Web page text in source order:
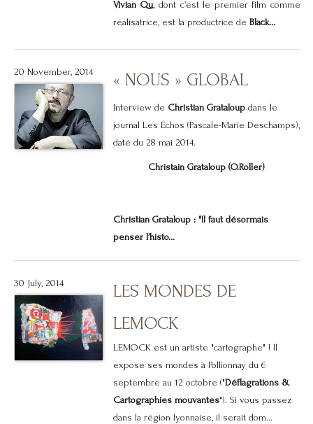
Vivian Qu, dont c’est le premier film comme
réalisatrice, est la productrice de Black...
20 November, 2014 « NOUS » GLOBAL
Interview de Christian Grataloupdans le
journal Les Échos (Pascale-Marie Deschamps),
daté du 28 mai 2014.
Christain Grataloup (O.Roller)
Christian Grataloup : "Il faut désormais
penser l’histo...
30 July, 2014
LES MONDES DE
LEMOCK
LEMOCK est un artiste "cartographe" ! Il
expose ses mondes à Pollionnay du 6
septembre au 12 octobre ("Déflagrations &
Cartographies mouvantes"). Si vous passez
dans la région lyonnaise, il serait dom...